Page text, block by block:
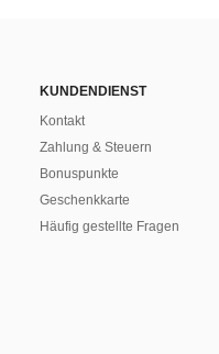
KUNDENDIENST
Kontakt
Zahlung & Steuern
Bonuspunkte
Geschenkkarte
Häufig gestellte Fragen